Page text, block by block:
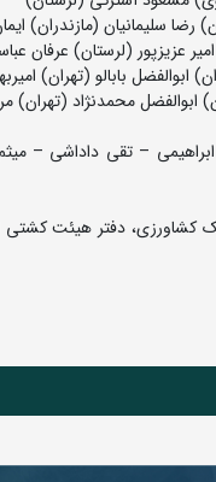
– تقی داداشی